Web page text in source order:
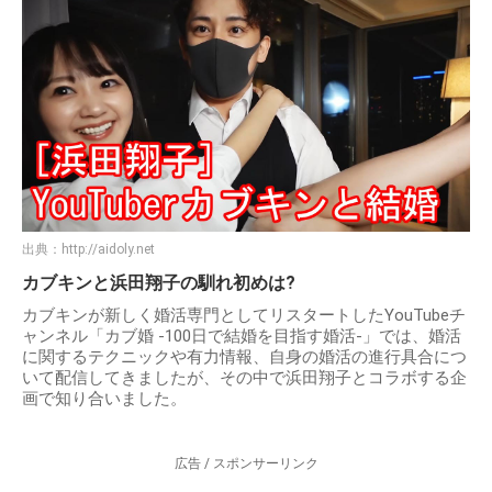
出典： http://aidoly.net
カブキンと浜田翔子の馴れ初めは?
カブキンが新しく婚活専門としてリスタートしたYouTubeチ
ャンネル「カブ婚 -100日で結婚を目指す婚活-」では、婚活
に関するテクニックや有力情報、自身の婚活の進行具合につ
いて配信してきましたが、その中で浜田翔子とコラボする企
画で知り合いました。
広告 / スポンサーリンク